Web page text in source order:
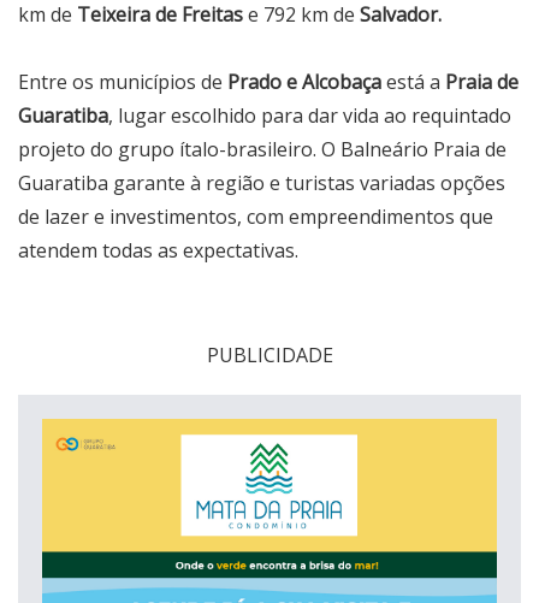
km de Teixeira de Freitase 792 km de Salvador.
Entre os municípios de Prado e Alcobaçaestá a Praia de
Guaratiba, lugar escolhido para dar vida ao requintado
projeto do grupo ítalo-brasileiro. O Balneário Praia de
Guaratiba garante à região e turistas variadas opções
de lazer e investimentos, com empreendimentos que
atendem todas as expectativas.
PUBLICIDADE